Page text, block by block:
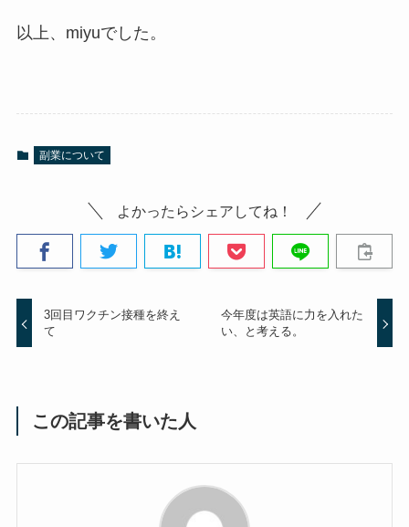
以上、miyuでした。
副業について
よかったらシェアしてね！
3回目ワクチン接種を終え
て
今年度は英語に力を入れた
い、と考える。
この記事を書いた人